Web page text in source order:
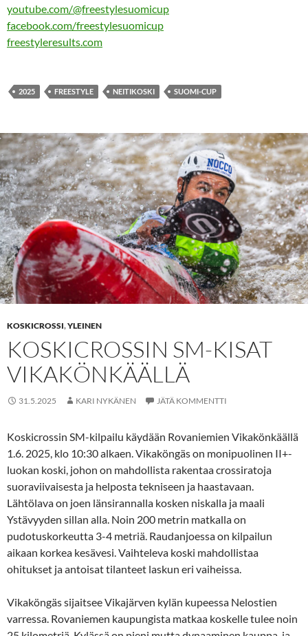
youtube.com/@freestylesuomicup
facebook.com/freestylesuomicup
freestyleresults.com
2025 FREESTYLE NEITIKOSKI SUOMI-CUP
KOSKICROSSI,YLEINEN
KOSKICROSSIN SM-KISAT
VIKAKÖNKÄÄLLÄ
31.5.2025 KARI NYKÄNEN JÄTÄ KOMMENTTI
Koskicrossin SM-kilpailu käydään Rovaniemien Vikakönkäällä
1.6. 2025, klo 10:30 alkaen. Vikaköngäs on monipuolinen II+-
luokan koski, johon on mahdollista rakentaa crossiratoja
suoraviivaisesta ja helposta tekniseen ja haastavaan.
Lähtölava on joen länsirannalla kosken niskalla ja maali
Ystävyyden sillan alla. Noin 200 metrin matkalla on
pudotuskorkeutta 3-4 metriä. Raudanjoessa on kilpailun
aikaan korkea kesävesi. Vaihteleva koski mahdollistaa
ohitukset ja antoisat tilanteet laskun eri vaiheissa.
Vikaköngäs sijaitsee Vikajärven kylän kupeessa Nelostien
varressa. Rovaniemen kaupungista matkaa koskelle tulee noin